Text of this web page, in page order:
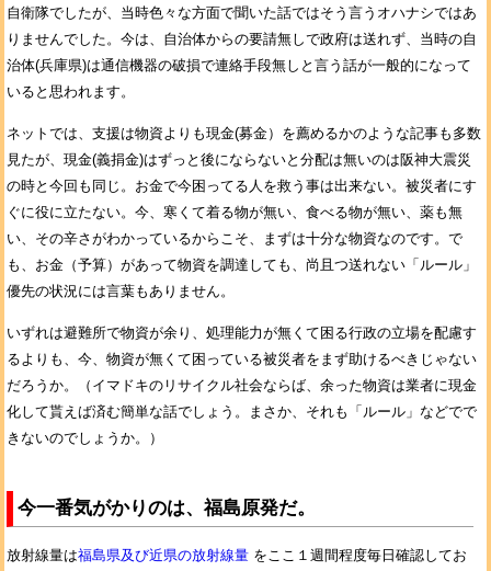
自衛隊でしたが、当時色々な方面で聞いた話ではそう言うオハナシではあ
りませんでした。今は、自治体からの要請無しで政府は送れず、当時の自
治体(兵庫県)は通信機器の破損で連絡手段無しと言う話が一般的になって
いると思われます。
ネットでは、支援は物資よりも現金(募金）を薦めるかのような記事も多数
見たが、現金(義捐金)はずっと後にならないと分配は無いのは阪神大震災
の時と今回も同じ。お金で今困ってる人を救う事は出来ない。被災者にす
ぐに役に立たない。今、寒くて着る物が無い、食べる物が無い、薬も無
い、その辛さがわかっているからこそ、まずは十分な物資なのです。で
も、お金（予算）があって物資を調達しても、尚且つ送れない「ルール」
優先の状況には言葉もありません。
いずれは避難所で物資が余り、処理能力が無くて困る行政の立場を配慮す
るよりも、今、物資が無くて困っている被災者をまず助けるべきじゃない
だろうか。（イマドキのリサイクル社会ならば、余った物資は業者に現金
化して貰えば済む簡単な話でしょう。まさか、それも「ルール」などでで
きないのでしょうか。）
今一番気がかりのは、福島原発だ。
放射線量は福島県及び近県の放射線量 をここ１週間程度毎日確認してお